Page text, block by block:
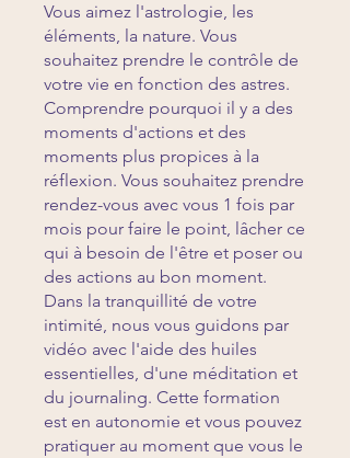
Vous aimez l'astrologie, les
éléments, la nature. Vous
souhaitez prendre le contrôle de
votre vie en fonction des astres.
Comprendre pourquoi il y a des
moments d'actions et des
moments plus propices à la
réflexion. Vous souhaitez prendre
rendez-vous avec vous 1 fois par
mois pour faire le point, lâcher ce
qui à besoin de l'être et poser ou
des actions au bon moment.
Dans la tranquillité de votre
intimité, nous vous guidons par
vidéo avec l'aide des huiles
essentielles, d'une méditation et
du journaling. Cette formation
est en autonomie et vous pouvez
pratiquer au moment que vous le